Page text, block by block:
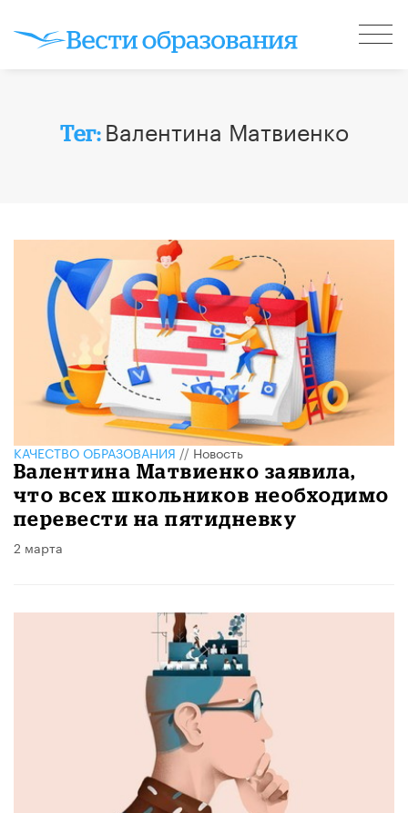
Тег: Валентина Матвиенко
КАЧЕСТВО ОБРАЗОВАНИЯ//Новость
Валентина Матвиенко заявила,
что всех школьников необходимо
перевести на пятидневку
2 марта